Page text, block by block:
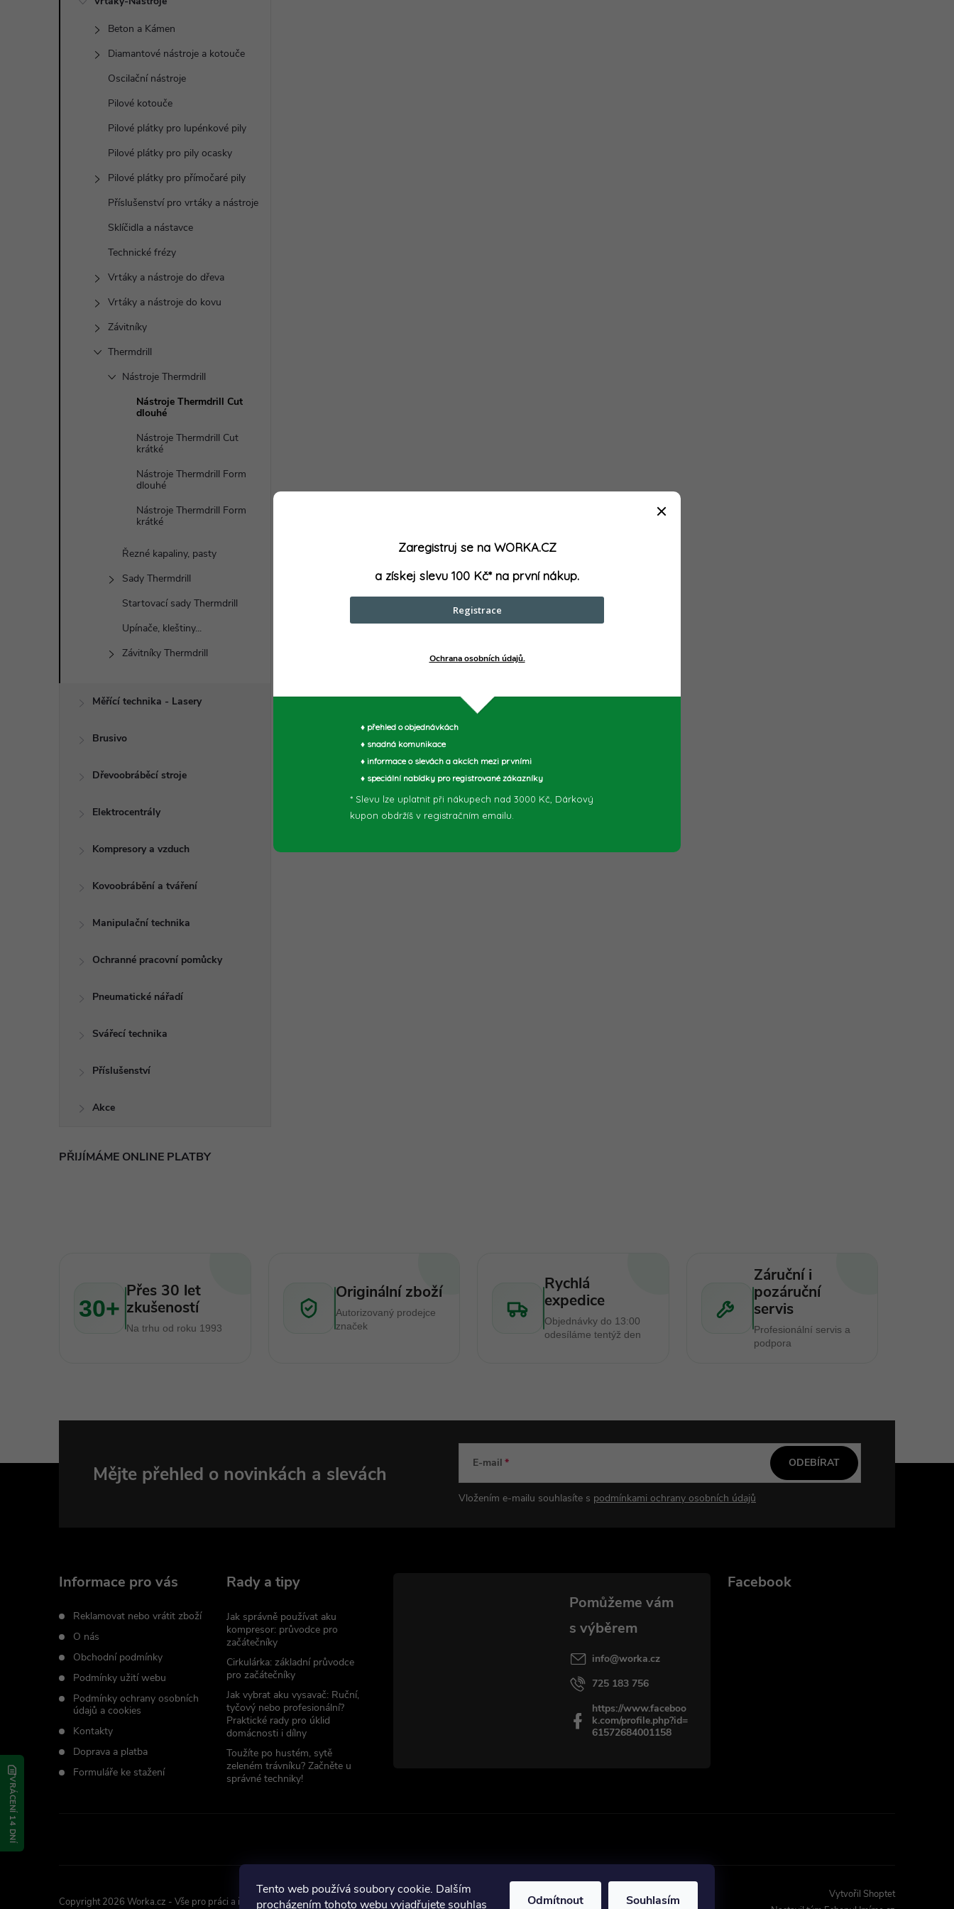
Tento web používá soubory cookie. Dalším
procházením tohoto webu vyjadřujete souhlas
Odmítnout Souhlasím
Beton a Kámen
Diamantové nástroje a kotouče
Oscilační nástroje
Pilové kotouče
Pilové plátky pro lupénkové pily
Pilové plátky pro pily ocasky
Pilové plátky pro přímočaré pily
Příslušenství pro vrtáky a nástroje
Sklíčidla a nástavce
Technické frézy
Vrtáky a nástroje do dřeva
Vrtáky a nástroje do kovu
Závitníky
Thermdrill
Nástroje Thermdrill
Nástroje Thermdrill Cut
dlouhé
Nástroje Thermdrill Cut
krátké
Nástroje Thermdrill Form
dlouhé
Nástroje Thermdrill Form
krátké
Řezné kapaliny, pasty
Sady Thermdrill
Startovací sady Thermdrill
Upínače, kleštiny...
Závitníky Thermdrill
Měřící technika - Lasery
Brusivo
Dřevoobráběcí stroje
Elektrocentrály
Kompresory a vzduch
Kovoobrábění a tváření
Manipulační technika
Ochranné pracovní pomůcky
Pneumatické nářadí
Svářecí technika
Příslušenství
Akce
PŘIJÍMÁME ONLINE PLATBY
30+
Přes 30 let
zkušeností
Na trhu od roku 1993
Originální zboží
Autorizovaný prodejce
značek
Rychlá
expedice
Objednávky do 13:00
odesíláme tentýž den
Záruční i
pozáruční
servis
Profesionální servis a
podpora
Mějte přehled o novinkách a slevách E-mail
Vložením e-mailu souhlasíte s podmínkami ochrany osobních údajů
ODEBÍRAT
Informace pro vás
Reklamovat nebo vrátit zboží
O nás
Obchodní podmínky
Podmínky užití webu
Podmínky ochrany osobních
údajů a cookies
Kontakty
Doprava a platba
Formuláře ke stažení
Rady a tipy
Jak správně používat aku
kompresor: průvodce pro
začátečníky
Cirkulárka: základní průvodce
pro začátečníky
Jak vybrat aku vysavač: Ruční,
tyčový nebo profesionální?
Praktické rady pro úklid
domácnosti i dílny
Toužíte po hustém, sytě
zeleném trávníku? Začněte u
správné techniky!
info@worka.cz
725 183 756
https://www.faceboo
k.com/profile.php?id=
61572684001158
Facebook
Vytvořil Shoptet
Copyright 2026 Worka.cz - Vše pro práci a řemeslo. Všechna práva vyhrazena.
VRÁCENÍ 14 DNÍ
Zaregistruj se na WORKA.CZ
a získej slevu 100 Kč* na první nákup.
Registrace
Ochrana osobních údajů.
♦ přehled o objednávkách
♦ snadná komunikace
♦ informace o slevách a akcích mezi prvními
♦ speciální nabídky pro registrované zákazníky
* Slevu lze uplatnit při nákupech nad 3000 Kč, Dárkový
kupon obdržíš v registračním emailu.